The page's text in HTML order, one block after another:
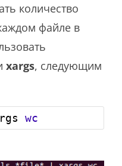
количество
файле в
xargs, следующим
wc